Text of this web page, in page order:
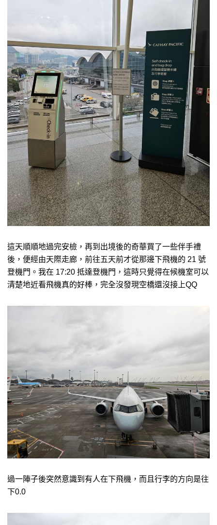
這天順順地過完安檢，再到出境後的奇華買了一些伴手禮
後，便經由天際走廊，前往五天前才從那邊下飛機的 21 號
登機門。我在 17:20 抵達登機門，這時只覺得在候機室可以
清楚地近看飛機真的好棒，完全沒發現空橋還沒接上QQ
過一陣子後突然意識到有人在下飛機，而且行李的方向是往
下0.0